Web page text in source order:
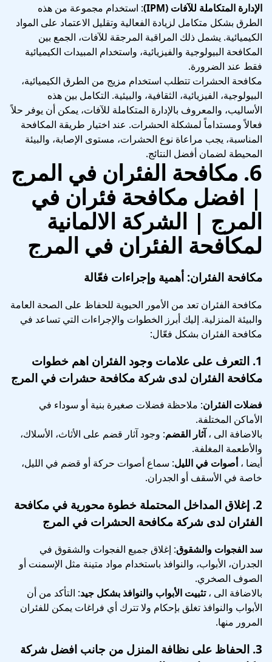
الإدارة المتكاملة للآفات (IPM)
: استخدام مجموعة من هذه
الطرق بشكل متكامل لزيادة الفعالية وتقليل الاعتماد على المواد
الكيميائية. يشمل ذلك المراقبة المرجقة للآفات، الجمع بين
المكافحة البيولوجية والفيزيائية، واستخدام المبيدات الكيميائية
فقط عند الضرورة.
مكافحة الحشرات تتطلب استخدام مزيج من الطرق الكيميائية،
البيولوجية، الفيزيائية، الثقافية، والبيئية. التكامل بين هذه
الأساليب، والمعروف بالإدارة المتكاملة للآفات، يمكن أن يوفر حلاً
فعالاً ومستداماً لمشكلة الحشرات. عند اختيار طريقة المكافحة
المناسبة، يجب مراعاة نوع الحشرات، مستوى الإصابة، والبيئة
المحيطة لضمان أفضل النتائج.
6. مكافحة الفئران في المرج
| افضل مكافحة فئران في
المرج | الشركة الالمانية
لمكافحة الفئران في المرج
مكافحة الفئران: أهمية وإجراءات فعّالة
مكافحة الفئران تعد من الأمور الحيوية للحفاظ على الصحة العامة
والبيئة المنزلية. إليك أبرز الخطوات والإجراءات التي تساعد في
مكافحة الفئران بشكل فعّال:
1. التعرف على علامات وجود الفئران اهم خطوات
مكافحة الفئران لدى شركة مكافحة حشرات في المرج
فضلات الفئران: ملاحظة فضلات صغيرة بنية أو سوداء في
الأماكن المختلفة.
بالاضافة الى ، آثار القضم: وجود آثار قضم على الأثاث، الأسلاك،
والأطعمة المغلفة.
أيضا ،أصوات في الليل: سماع أصوات حركة أو قضم في الليل،
خاصة في الأسقف أو الجدران.
2. إغلاق المداخل المحتملة خطوة محورية في مكافحة
الفئران لدى شركة مكافحة الحشرات في المرج
سد الفجوات والشقوق: إغلاق جميع الفجوات والشقوق في
الجدران، الأبواب، والنوافذ باستخدام مواد متينة مثل الإسمنت أو
الصوف الصخري.
بالاضافة الى ،تثبيت الأبواب والنوافذ بشكل جيد: التأكد من أن
الأبواب والنوافذ تغلق بإحكام ولا تترك أي فراغات يمكن للفئران
المرور منها.
3. الحفاظ على نظافة المنزل من جانب افضل شركة